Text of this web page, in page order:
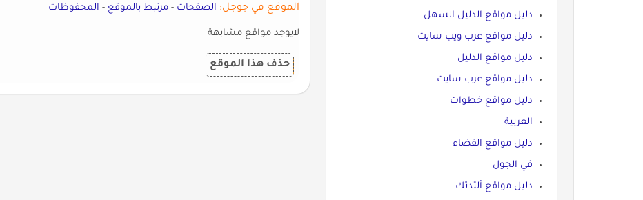
الموقع في جوجل: الصفحات - مرتبط بالموقع - المحفوظات
لايوجد مواقع مشابهة
حذف هذا الموقع
دليل مواقع الدليل السهل
دليل مواقع عرب ويب سايت
دليل مواقع الدليل
دليل مواقع عرب سايت
دليل مواقع خطوات
العربية
دليل مواقع الفضاء
في الجول
دليل مواقع ألتدتك